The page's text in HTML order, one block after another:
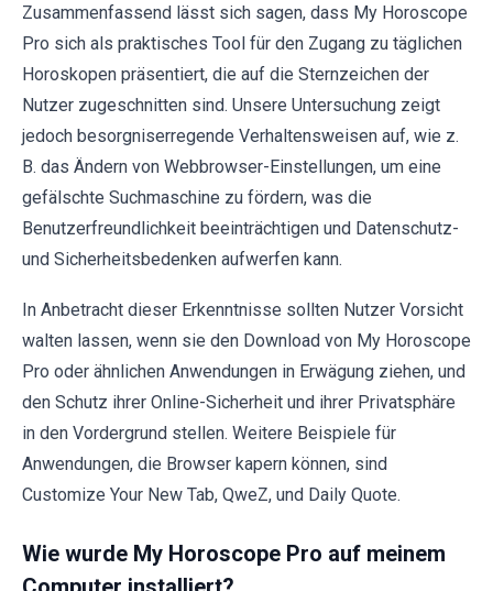
Zusammenfassend lässt sich sagen, dass My Horoscope
Pro sich als praktisches Tool für den Zugang zu täglichen
Horoskopen präsentiert, die auf die Sternzeichen der
Nutzer zugeschnitten sind. Unsere Untersuchung zeigt
jedoch besorgniserregende Verhaltensweisen auf, wie z.
B. das Ändern von Webbrowser-Einstellungen, um eine
gefälschte Suchmaschine zu fördern, was die
Benutzerfreundlichkeit beeinträchtigen und Datenschutz-
und Sicherheitsbedenken aufwerfen kann.
In Anbetracht dieser Erkenntnisse sollten Nutzer Vorsicht
walten lassen, wenn sie den Download von My Horoscope
Pro oder ähnlichen Anwendungen in Erwägung ziehen, und
den Schutz ihrer Online-Sicherheit und ihrer Privatsphäre
in den Vordergrund stellen. Weitere Beispiele für
Anwendungen, die Browser kapern können, sind
Customize Your New Tab, QweZ, und Daily Quote.
Wie wurde My Horoscope Pro auf meinem